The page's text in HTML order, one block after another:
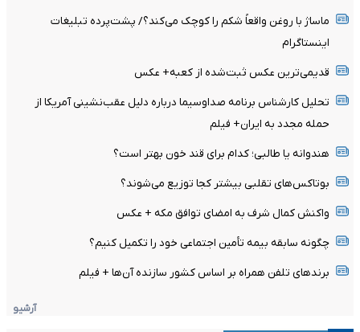
ماساژ با روغن واقعاً شکم را کوچک می‌کند؟/ پشت‌پرده تبلیغات
اینستاگرام
قدیمی‌ترین عکس ثبت‌شده از کعبه+ عکس
تحلیل کارشناس برنامه صداوسیما درباره دلیل عقب‌نشینی آمریکا از
حمله مجدد به ایران+ فیلم
هندوانه یا طالبی؛ کدام‌ برای قند خون بهتر است؟
بوتاکس‌های تقلبی بیشتر کجا توزیع می‌شوند؟
واکنش کمال شرف به امضای توافق مکه + عکس
چگونه سابقه بیمه تأمین اجتماعی خود را تکمیل کنیم؟
برندهای تلفن همراه بر اساس کشور سازنده‌ آن‌ها + فیلم
آرشیو